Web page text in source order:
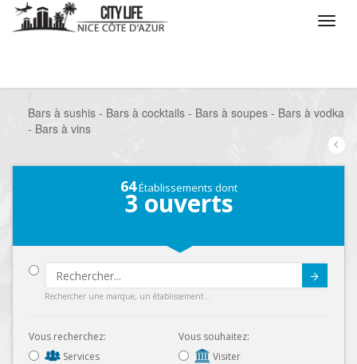
Bars à sushis - Bars à cocktails - Bars à soupes - Bars à vodka
- Bars à vins
64Établissements dont
3 ouverts
Rechercher une marque, un établissement...
Vous recherchez:
Services
Vous souhaitez:
Visiter